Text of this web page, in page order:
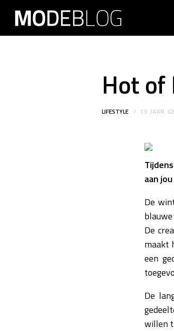
Hot of
LIFESTYLE 13 JAAR
aan
De
De
maakt
een
De
willen